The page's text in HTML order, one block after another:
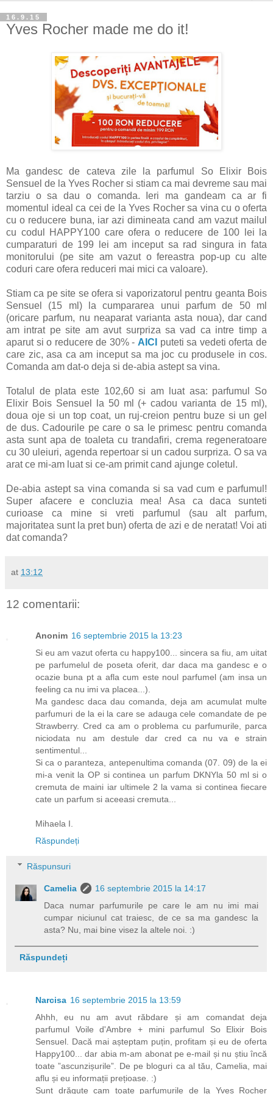
16.9.15
Yves Rocher made me do it!
Ma gandesc de cateva zile la parfumul So Elixir Bois
Sensuel de la Yves Rocher si stiam ca mai devreme sau mai
tarziu o sa dau o comanda. Ieri ma gandeam ca ar fi
momentul ideal ca cei de la Yves Rocher sa vina cu o oferta
cu o reducere buna, iar azi dimineata cand am vazut mailul
cu codul HAPPY100 care ofera o reducere de 100 lei la
cumparaturi de 199 lei am inceput sa rad singura in fata
monitorului (pe site am vazut o fereastra pop-up cu alte
coduri care ofera reduceri mai mici ca valoare).
Stiam ca pe site se ofera si vaporizatorul pentru geanta Bois
Sensuel (15 ml) la cumpararea unui parfum de 50 ml
(oricare parfum, nu neaparat varianta asta noua), dar cand
am intrat pe site am avut surpriza sa vad ca intre timp a
aparut si o reducere de 30% - AICI
puteti sa vedeti oferta de
care zic, asa ca am inceput sa ma joc cu produsele in cos.
Comanda am dat-o deja si de-abia astept sa vina.
Totalul de plata este 102,60 si am luat asa: parfumul So
Elixir Bois Sensuel la 50 ml (+ cadou varianta de 15 ml),
doua oje si un top coat, un ruj-creion pentru buze si un gel
de dus. Cadourile pe care o sa le primesc pentru comanda
asta sunt apa de toaleta cu trandafiri, crema regeneratoare
cu 30 uleiuri, agenda repertoar si un cadou surpriza. O sa va
arat ce mi-am luat si ce-am primit cand ajunge coletul.
De-abia astept sa vina comanda si sa vad cum e parfumul!
Super afacere e concluzia mea! Asa ca daca sunteti
curioase ca mine si vreti parfumul (sau alt parfum,
majoritatea sunt la pret bun) oferta de azi e de neratat! Voi ati
dat comanda?
at 13:12
12 comentarii:
Anonim 16 septembrie 2015 la 13:23
Si eu am vazut oferta cu happy100... sincera sa fiu, am uitat
pe parfumelul de poseta oferit, dar daca ma gandesc e o
ocazie buna pt a afla cum este noul parfumel (am insa un
feeling ca nu imi va placea...).
Ma gandesc daca dau comanda, deja am acumulat multe
parfumuri de la ei la care se adauga cele comandate de pe
Strawberry. Cred ca am o problema cu parfumurile, parca
niciodata nu am destule dar cred ca nu va e strain
sentimentul...
Si ca o paranteza, antepenultima comanda (07. 09) de la ei
mi-a venit la OP si continea un parfum DKNYla 50 ml si o
cremuta de maini iar ultimele 2 la vama si continea fiecare
cate un parfum si aceeasi cremuta...
Mihaela I.
Răspundeți
Răspunsuri
Camelia
16 septembrie 2015 la 14:17
Daca numar parfumurile pe care le am nu imi mai
cumpar niciunul cat traiesc, de ce sa ma gandesc la
asta? Nu, mai bine visez la altele noi. :)
Răspundeți
Narcisa 16 septembrie 2015 la 13:59
Ahhh, eu nu am avut răbdare și am comandat deja
parfumul Voile d'Ambre + mini parfumul So Elixir Bois
Sensuel. Dacă mai așteptam puțin, profitam și eu de oferta
Happy100... dar abia m-am abonat pe e-mail și nu știu încă
toate ”ascunzișurile”. De pe bloguri ca al tău, Camelia, mai
aflu și eu informații prețioase. :)
Sunt drăguțe cam toate parfumurile de la Yves Rocher